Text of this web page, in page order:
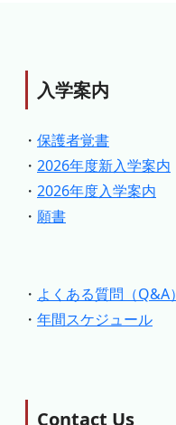
入学案内
・ 保護者覚書
・ 2026年度新入学案内
・ 2026年度入学案内
・ 願書
・ よくある質問（Q&A）
・ 年間スケジュール
Contact Us